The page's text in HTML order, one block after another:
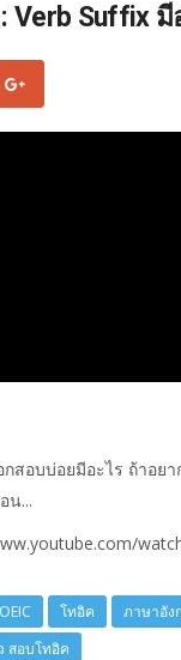
Verb Suffix มี
กสอบบ่อยมีอะไร ถ้าอย
น...
โทอิค ภาษาอัง
สอบโทอิค